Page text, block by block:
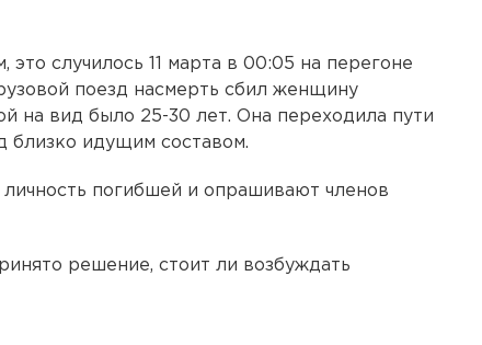
случилось 11 марта в 00:05 на перегоне
поезд насмерть сбил женщину
на вид было 25-30 лет. Она переходила пути
близко идущим составом.
погибшей и опрашивают членов
решение, стоит ли возбуждать